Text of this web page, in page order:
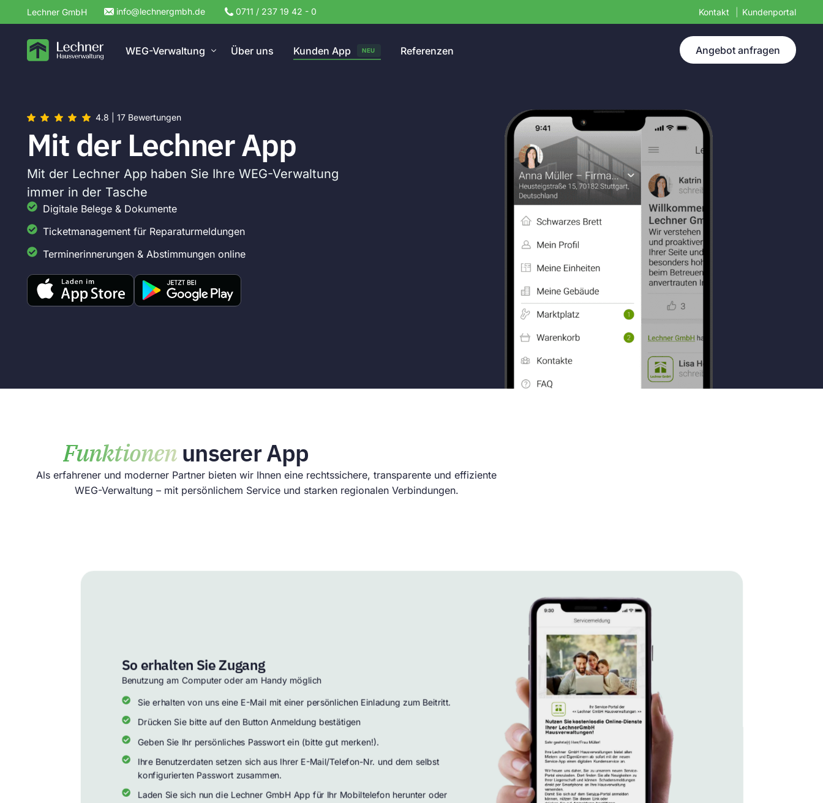
Lechner GmbH info@lechnergmbh.de 0711 / 237 19 42 - 0 Kontakt Kundenportal
WEG-Verwaltung
WEG-Verwaltung Esslingen
WEG-Verwaltung Böblingen
WEG-Verwaltung Fellbach
WEG-Verwaltung Sindelfingen
WEG-Verwaltung Waiblingen
WEG-Verwaltung Winnenden
Über uns Kunden App NEU Referenzen Angebot anfragen
4.8 | 17 Bewertungen
Mit der Lechner App
Mit der Lechner App haben Sie Ihre WEG-Verwaltung
immer in der Tasche
Digitale Belege & Dokumente
Ticketmanagement für Reparaturmeldungen
Terminerinnerungen & Abstimmungen online
Funktionen unserer App
Als erfahrener und moderner Partner bieten wir Ihnen eine rechtssichere, transparente und effiziente
WEG-Verwaltung – mit persönlichem Service und starken regionalen Verbindungen.
So erhalten Sie Zugang
Benutzung am Computer oder am Handy möglich
Sie erhalten von uns eine E-Mail mit einer persönlichen Einladung zum Beitritt.
Drücken Sie bitte auf den Button Anmeldung bestätigen
Geben Sie Ihr persönliches Passwort ein (bitte gut merken!).
Ihre Benutzerdaten setzen sich aus Ihrer E-Mail/Telefon-Nr. und dem selbst
konfigurierten Passwort zusammen.
Laden Sie sich nun die Lechner GmbH App für Ihr Mobiltelefon herunter oder